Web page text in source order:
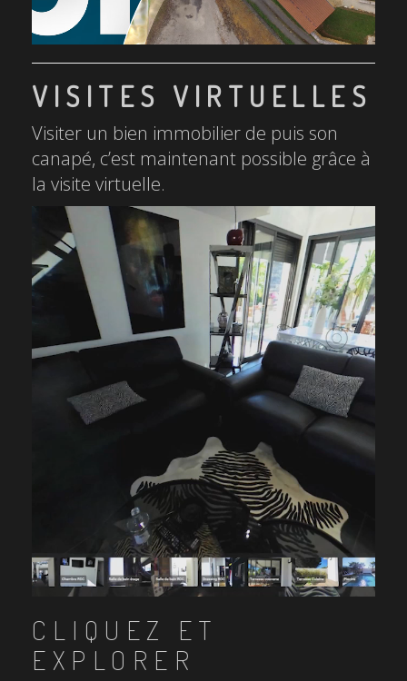
VISITES VIRTUELLES
Visiter un bien immobilier de puis son
canapé, c’est maintenant possible grâce à
la visite virtuelle.
CLIQUEZ ET
EXPLORER